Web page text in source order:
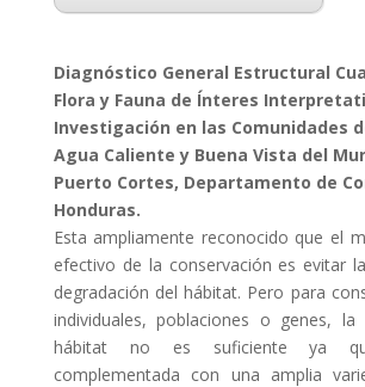
Diagnóstico General Estructural
Flora y Fauna de Ínteres
Investigación en las Comunidades
Agua Caliente y Buena Vista del
Puerto Cortes, Departamento de
Honduras.
Esta ampliamente reconocido que el
efectivo de la conservación es evitar
degradación del hábitat. Pero para
individuales, poblaciones o genes, la
hábitat no es suficiente ya
complementada con una amplia